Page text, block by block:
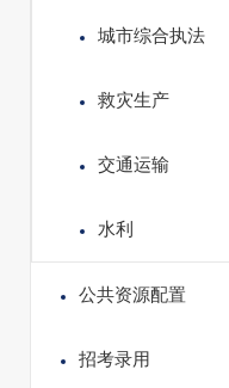
城市综合执法
救灾生产
交通运输
水利
公共资源配置
招考录用